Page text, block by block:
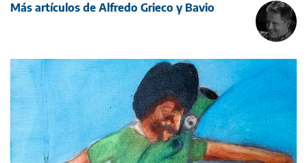
Más artículos de Alfredo Grieco y Bavio